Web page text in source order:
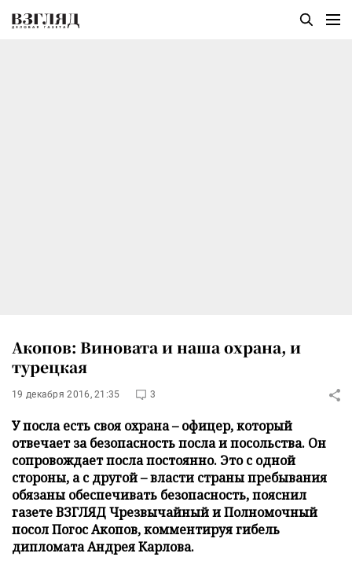
Акопов: Виновата и наша охрана, и
турецкая
19 декабря 2016, 21:35 3
У посла есть своя охрана – офицер, который
отвечает за безопасность посла и посольства. Он
сопровождает посла постоянно. Это с одной
стороны, а с другой – власти страны пребывания
обязаны обеспечивать безопасность, пояснил
газете ВЗГЛЯД Чрезвычайный и Полномочный
посол Погос Акопов, комментируя гибель
дипломата Андрея Карлова.